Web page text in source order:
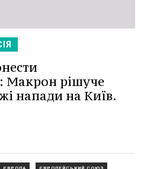
Макрон рішуче
напади на Київ.